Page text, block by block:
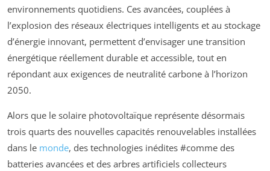
environnements quotidiens. Ces avancées, couplées à
l’explosion des réseaux électriques intelligents et au stockage
d’énergie innovant, permettent d’envisager une transition
énergétique réellement durable et accessible, tout en
répondant aux exigences de neutralité carbone à l’horizon
2050.
Alors que le solaire photovoltaïque représente désormais
trois quarts des nouvelles capacités renouvelables installées
dans le monde, des technologies inédites #comme des
batteries avancées et des arbres artificiels collecteurs